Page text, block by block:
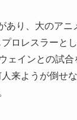
り、大のア
ロレスラーと
インとの試
来ようが倒せ